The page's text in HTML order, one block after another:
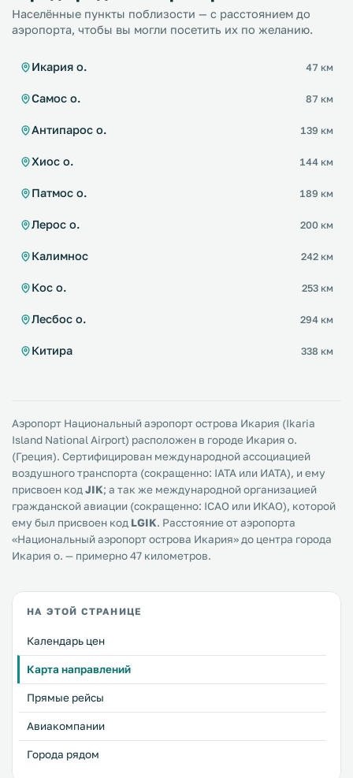
Населённые пункты поблизости — с расстоянием до
аэропорта, чтобы вы могли посетить их по желанию.
Икария о. 47 км
Самос о. 87 км
Антипарос о. 139 км
Хиос о. 144 км
Патмос о. 189 км
Лерос о. 200 км
Калимнос 242 км
Кос о. 253 км
Лесбос о. 294 км
Китира 338 км
Аэропорт Национальный аэропорт острова Икария (Ikaria
Island National Airport) расположен в городе Икария о.
(Греция). Сертифицирован международной ассоциацией
воздушного транспорта (сокращенно: IATA или ИАТА), и ему
присвоен код JIK; а так же международной организацией
гражданской авиации (сокращенно: ICAO или ИКАО), которой
ему был присвоен код LGIK. Расстояние от аэропорта
«Национальный аэропорт острова Икария» до центра города
Икария о. — примерно 47 километров.
НА ЭТОЙ СТРАНИЦЕ
Календарь цен
Карта направлений
Прямые рейсы
Авиакомпании
Города рядом